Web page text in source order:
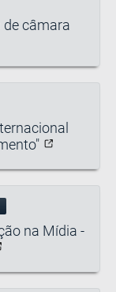
de câmara
na Mídia -